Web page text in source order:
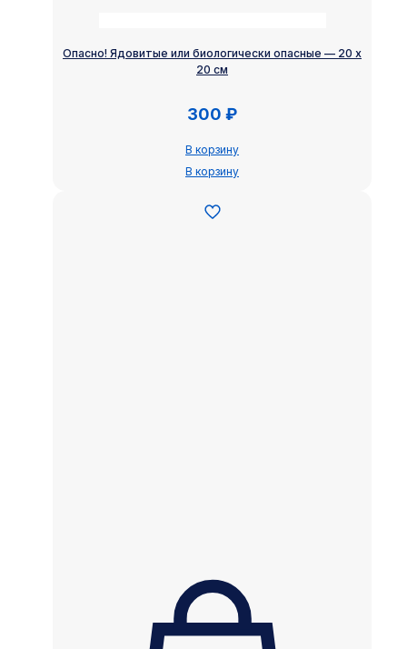
Опасно! Ядовитые или биологически опасные — 20 х
20 см
300 ₽
В корзину
В корзину